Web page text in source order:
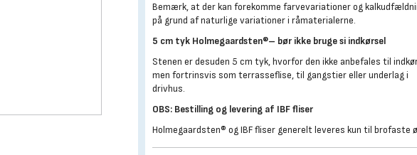
Bemærk, at der kan forekomme farvevariationer og
på grund af naturlige variationer i råmaterialerne.
5 cm tyk Holmegaardsten®– bør ikke bruge si indkørsel
Stenen er desuden 5 cm tyk, hvorfor den ikke anbefales til
men fortrinsvis som terrasseflise, til gangstier eller underlag i
drivhus.
OBS: Bestilling og levering af IBF fliser
Holmegaardsten® og IBF fliser generelt leveres kun til brofaste